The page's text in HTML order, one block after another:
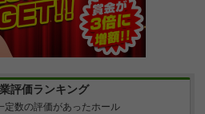
評価ランキング
数の評価があったホール